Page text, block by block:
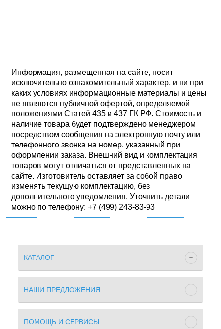
Информация, размещенная на сайте, носит
исключительно ознакомительный характер, и ни при
каких условиях информационные материалы и цены
не являются публичной офертой, определяемой
положениями Статей 435 и 437 ГК РФ. Стоимость и
наличие товара будет подтверждено менеджером
посредством сообщения на электронную почту или
телефонного звонка на номер, указанный при
оформлении заказа. Внешний вид и комплектация
товаров могут отличаться от представленных на
сайте. Изготовитель оставляет за собой право
изменять текущую комплектацию, без
дополнительного уведомления. Уточнить детали
можно по телефону: +7 (499) 243-83-93
КАТАЛОГ
НАШИ ПРЕДЛОЖЕНИЯ
ПОМОЩЬ И СЕРВИСЫ